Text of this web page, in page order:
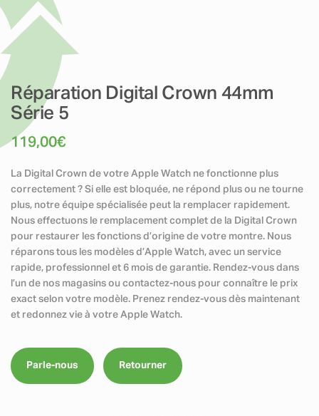
Réparation Digital Crown 44mm
Série 5
119,00€
La Digital Crown de votre Apple Watch ne fonctionne plus
correctement ? Si elle est bloquée, ne répond plus ou ne tourne
plus, notre équipe spécialisée peut la remplacer rapidement.
Nous effectuons le remplacement complet de la Digital Crown
pour restaurer les fonctions d’origine de votre montre. Nous
réparons tous les modèles d’Apple Watch, avec un service
rapide, professionnel et 6 mois de garantie. Rendez-vous dans
l’un de nos magasins ou contactez-nous pour connaître le prix
exact selon votre modèle. Prenez rendez-vous dès maintenant
et redonnez vie à votre Apple Watch.
Parle-nous Retourner